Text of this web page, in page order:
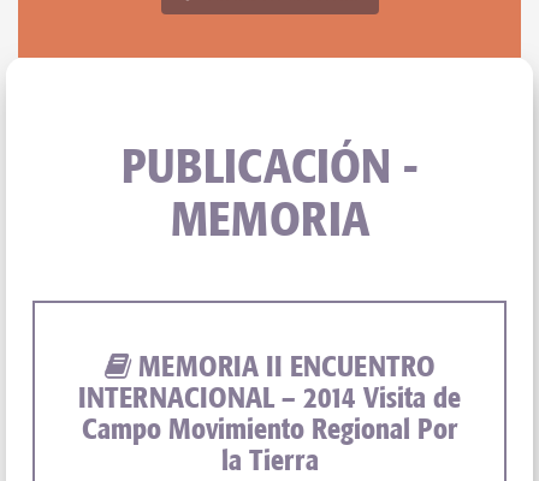
PUBLICACIÓN -
MEMORIA
MEMORIA II ENCUENTRO
INTERNACIONAL – 2014 Visita de
Campo Movimiento Regional Por
la Tierra